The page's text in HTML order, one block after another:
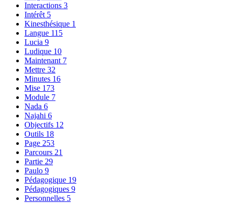
Interactions 3
Intérêt 5
Kinesthésique 1
Langue 115
Lucia 9
Ludique 10
Maintenant 7
Mettre 32
Minutes 16
Mise 173
Module 7
Nada 6
Najahi 6
Objectifs 12
Outils 18
Page 253
Parcours 21
Partie 29
Paulo 9
Pédagogique 19
Pédagogiques 9
Personnelles 5